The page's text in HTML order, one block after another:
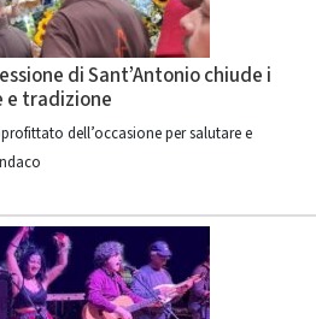
di Sant’Antonio chiude i
tradizione
dell’occasione per salutare e